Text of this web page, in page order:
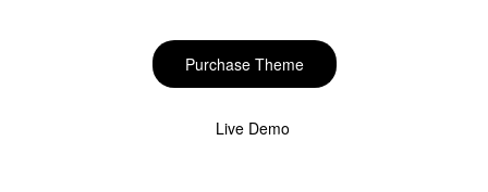
Purchase Theme
Live Demo